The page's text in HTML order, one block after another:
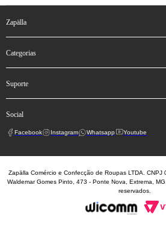
zapälla
categorias
suporte
social
Facebook Instagram Whatsapp Youtube
Zapälla Comércio e Confecção de Roupas LTDA.
Waldemar Gomes Pinto, 473 - Ponte Nova, Extrema,
reservados.